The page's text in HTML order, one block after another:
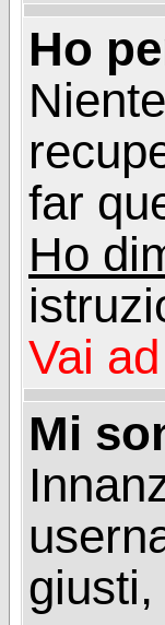
Ho
far
Ho
Vai
Mi